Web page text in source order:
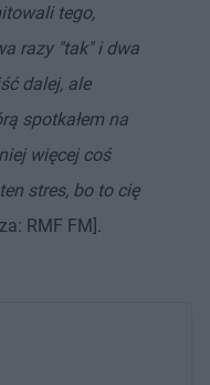
tego,
razy "tak" i dwa
dalej, ale
spotkałem na
więcej coś
stres, bo to cię
RMF FM].